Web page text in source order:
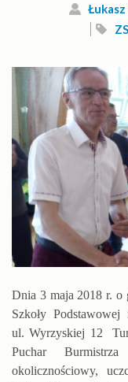
Dnia 3 maja 2018 r. o
Szkoły
ul. Wyrzyskiej 12
Puchar
okolicznościowy,